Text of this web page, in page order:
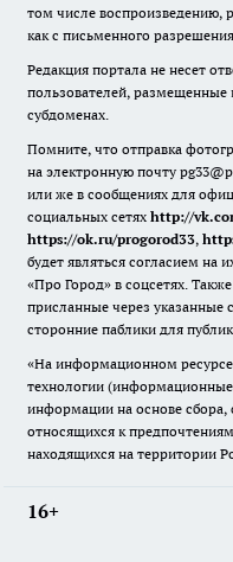
том числе воспроизведению,
как с письменного
Редакция портала не несет
пользователей, размещенные
субдоменах.
Помните, что отправка
на электронную почту
или же в сообщениях для
социальных сетях http://
https://ok.ru/progorod33,
будет являться согласием на
«Про Город» в соцсетях.
присланные через указанные
сторонние паблики для
«На информационном
технологии
информации на основе сбора,
относящихся к
находящихся на территории
16+